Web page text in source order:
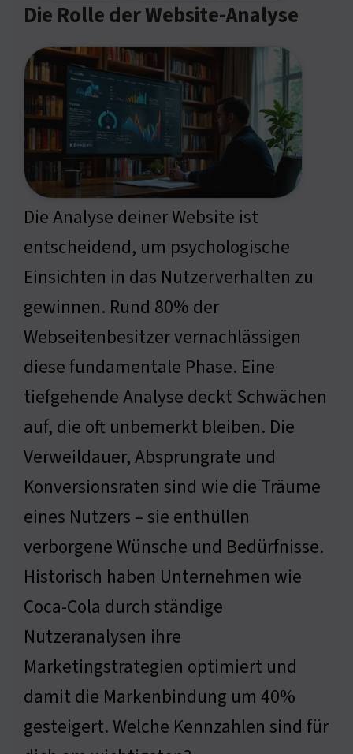
Die Rolle der Website-Analyse
Die Analyse deiner Website ist
entscheidend, um psychologische
Einsichten in das Nutzerverhalten zu
gewinnen. Rund 80% der
Webseitenbesitzer vernachlässigen
diese fundamentale Phase. Eine
tiefgehende Analyse deckt Schwächen
auf, die oft unbemerkt bleiben. Die
Verweildauer, Absprungrate und
Konversionsraten sind wie die Träume
eines Nutzers – sie enthüllen
verborgene Wünsche und Bedürfnisse.
Historisch haben Unternehmen wie
Coca-Cola durch ständige
Nutzeranalysen ihre
Marketingstrategien optimiert und
damit die Markenbindung um 40%
gesteigert. Welche Kennzahlen sind für